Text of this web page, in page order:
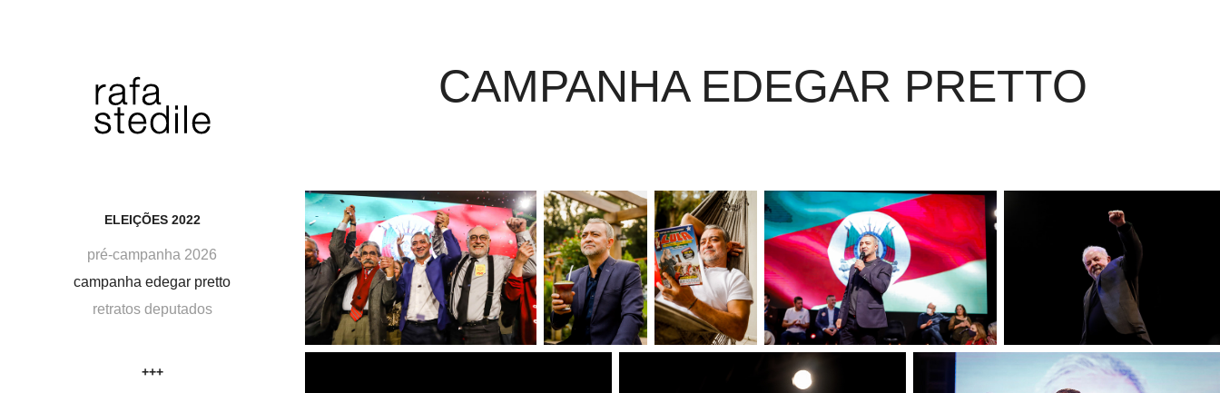
ELEIÇÕES 2022
pré-campanha 2026
campanha edegar pretto
retratos deputados
+++
CAMPANHA EDEGAR PRETTO